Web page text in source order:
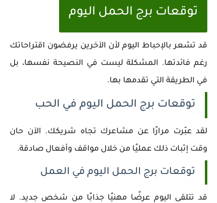
توقعات برج الحمل اليوم
قد تشعر بالإحباط اليوم لأن الآخرين يرفضون اقتراحاتك
رغم فائدتها. المشكلة ليست في النصيحة نفسها، بل
في الطريقة التي تقدمها بها.
توقعات برج الحمل اليوم في الحب
لقد عبّرت مرارًا عن مشاعرك تجاه شريكك. الآن حان
وقت إثبات ذلك عمليًا من خلال مواقف وأفعال صادقة.
توقعات برج الحمل اليوم في العمل
قد تتلقى اليوم عرضًا مهنيًا جذابًا من شخص جديد. لا